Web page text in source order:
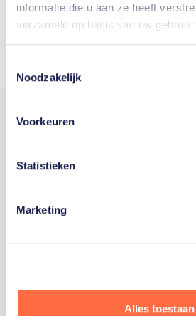
informatie die u aan ze heeft
verzameld op basis van uw gebruik
Noodzakelijk
Voorkeuren
Statistieken
Marketing
Alles toestaan
Trotse
Staatsloterij is trotse
sportiefste land van de